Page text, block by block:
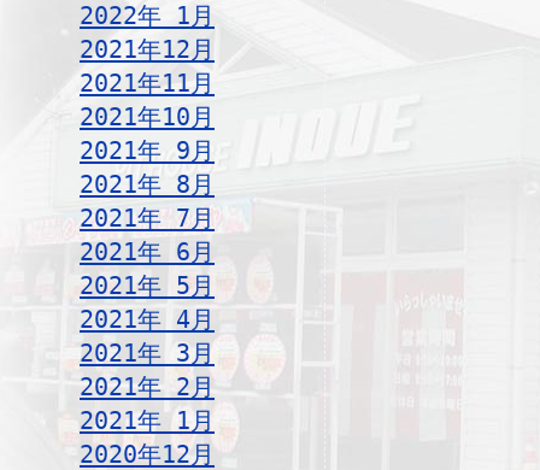
2022年 1月
2021年12月
2021年11月
2021年10月
2021年 9月
2021年 8月
2021年 7月
2021年 6月
2021年 5月
2021年 4月
2021年 3月
2021年 2月
2021年 1月
2020年12月